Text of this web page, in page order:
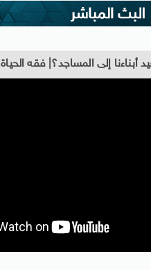
أبناءنا إلى المساجد؟| فقه الحياة